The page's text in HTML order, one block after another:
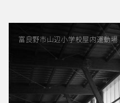
富良野市山辺小学校屋内運動場